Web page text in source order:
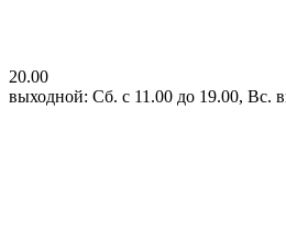
20.00
выходной: Сб. с 11.00 до 19.00, Вс.